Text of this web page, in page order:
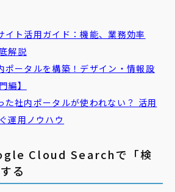
イト活用ガイド：機能、業務効率
解説
ータルを構築！デザイン・情報設
編】
社内ポータルが使われない？ 活用
運用ノウハウ
Cloud Searchで「検
る